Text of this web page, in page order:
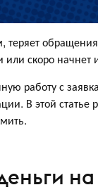
обращения
скоро начнет
работу с
В этой
на